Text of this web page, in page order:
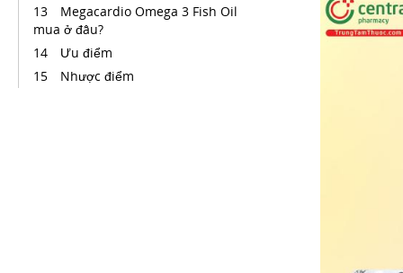
Megacardio Omega 3 Fish Oil
mua ở đâu?
Ưu điểm
Nhược điểm